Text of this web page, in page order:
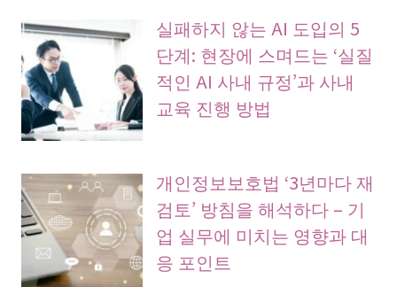
실패하지 않는 AI 도입의 5
단계: 현장에 스며드는 ‘실질
적인 AI 사내 규정’과 사내
교육 진행 방법
개인정보보호법 ‘3년마다 재
검토’ 방침을 해석하다 – 기
업 실무에 미치는 영향과 대
응 포인트